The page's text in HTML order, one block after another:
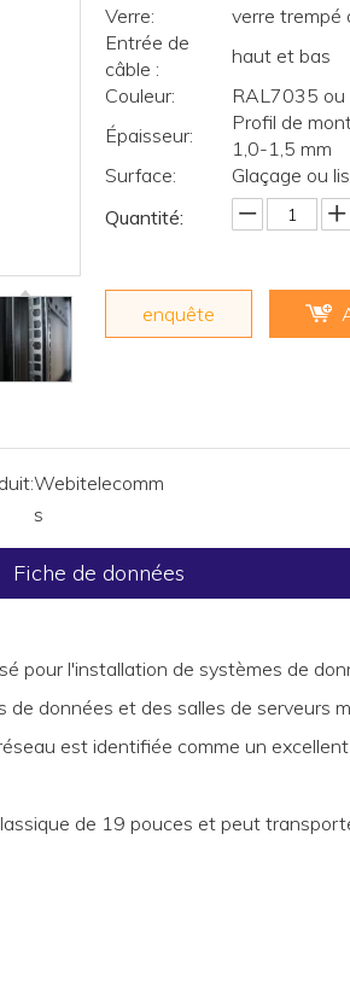
Verre:
verre trempé
Entrée de
câble :
haut et bas
Couleur:
RAL7035
Épaisseur:
Profil de
1,0-1,5 mm
Surface:
Glaçage ou
Quantité:
enquête
Webitelecomm
s
Fiche de données
pour l'installation de systèmes de
données et des salles de serveurs
est identifiée comme un
de 19 pouces et peut